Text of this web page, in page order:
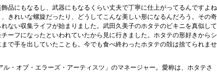
品にもなるし、武器にもなるくらい丈夫で丁寧に仕上がってるんですよね
きれいな螺旋だったり、どうしてこんな美しい形になるんだろう。その
ない収集ライフが始まりました。武田久美子のホタテのビキニを真似し
ーフになったといわれていたから見に行きました。ホタテの形好きから
で手を出していたことも。今でも食べ終わったホタテの殻は捨てられま
・オブ・エラーズ・アーティスツ」のマネージャー。愛称は、ホタテさ